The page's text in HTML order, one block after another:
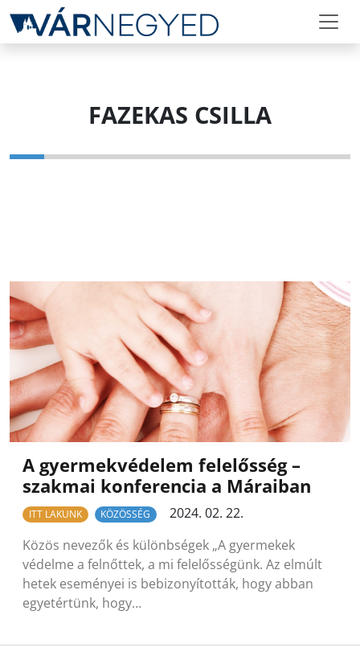
FAZEKAS CSILLA
A gyermekvédelem felelősség –
szakmai konferencia a Máraiban
ITT LAKUNK KÖZÖSSÉG
2024. 02. 22.
Közös nevezők és különbségek „A gyermekek
védelme a felnőttek, a mi felelősségünk. Az elmúlt
hetek eseményei is bebizonyították, hogy abban
egyetértünk, hogy…